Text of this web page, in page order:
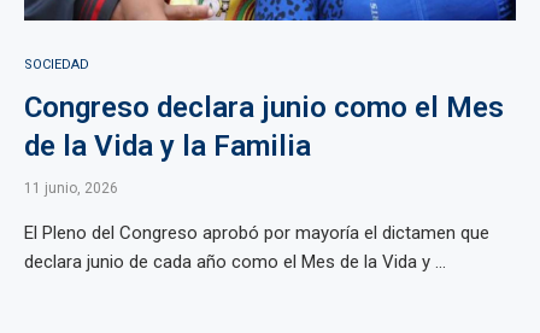
SOCIEDAD
Congreso declara junio como el Mes
de la Vida y la Familia
11 junio, 2026
El Pleno del Congreso aprobó por mayoría el dictamen que
declara junio de cada año como el Mes de la Vida y ...